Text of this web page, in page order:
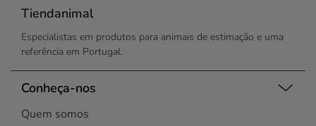
Tiendanimal
Especialistas em produtos para animais de estimação e uma
referência em Portugal.
Conheça-nos
Quem somos